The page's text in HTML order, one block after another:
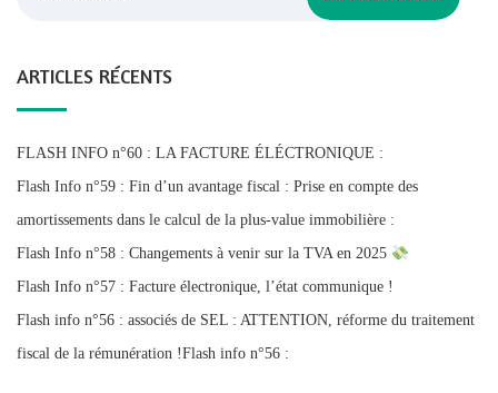
ARTICLES RÉCENTS
FLASH INFO n°60 : LA FACTURE ÉLÉCTRONIQUE :
Flash Info n°59 : Fin d’un avantage fiscal : Prise en compte des
amortissements dans le calcul de la plus-value immobilière :
Flash Info n°58 : Changements à venir sur la TVA en 2025
Flash Info n°57 : Facture électronique, l’état communique !
Flash info n°56 : associés de SEL : ATTENTION, réforme du traitement
fiscal de la rémunération !Flash info n°56 :